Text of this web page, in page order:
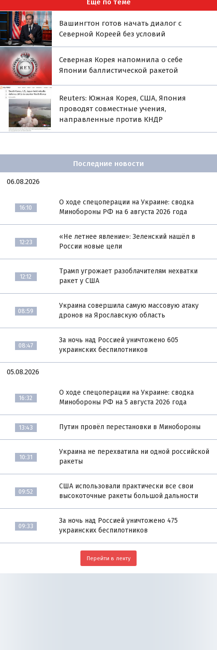
Ещё по теме
Вашингтон готов начать диалог с
Северной Кореей без условий
Северная Корея напомнила о себе
Японии баллистической ракетой
Reuters: Южная Корея, США, Япония
проводят совместные учения,
направленные против КНДР
Последние новости
06.08.2026
16:10
О ходе спецоперации на Украине: сводка
Минобороны РФ на 6 августа 2026 года
12:23
«Не летнее явление»: Зеленский нашёл в
России новые цели
12:12
Трамп угрожает разоблачителям нехватки
ракет у США
08:59
Украина совершила самую массовую атаку
дронов на Ярославскую область
08:47
За ночь над Россией уничтожено 605
украинских беспилотников
05.08.2026
16:32
О ходе спецоперации на Украине: сводка
Минобороны РФ на 5 августа 2026 года
13:43 Путин провёл перестановки в Минобороны
10:31
Украина не перехватила ни одной российской
ракеты
09:52
США использовали практически все свои
высокоточные ракеты большой дальности
09:33
За ночь над Россией уничтожено 475
украинских беспилотников
Перейти в ленту